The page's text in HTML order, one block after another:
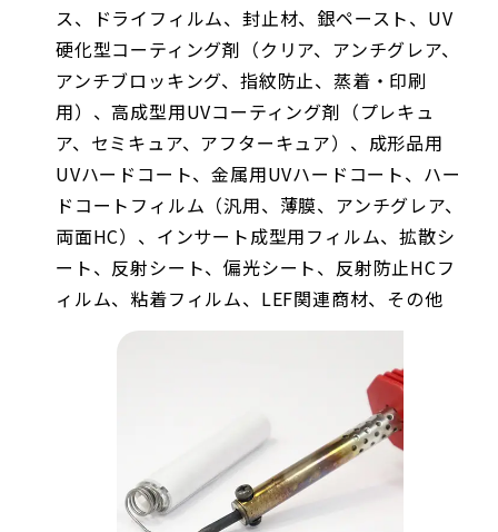
ス、ドライフィルム、封止材、銀ペースト、UV
硬化型コーティング剤（クリア、アンチグレア、
アンチブロッキング、指紋防止、蒸着・印刷
用）、高成型用UVコーティング剤（プレキュ
ア、セミキュア、アフターキュア）、成形品用
UVハードコート、金属用UVハードコート、ハー
ドコートフィルム（汎用、薄膜、アンチグレア、
両面HC）、インサート成型用フィルム、拡散シ
ート、反射シート、偏光シート、反射防止HCフ
ィルム、粘着フィルム、LEF関連商材、その他